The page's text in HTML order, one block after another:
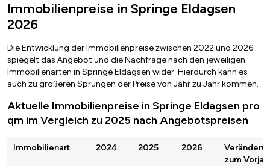
Immobilienpreise in Springe Eldagsen
2026
Die Entwicklung der Immobilienpreise zwischen 2022 und 2026
spiegelt das Angebot und die Nachfrage nach den jeweiligen
Immobilienarten in Springe Eldagsen wider. Hierdurch kann es
auch zu größeren Sprüngen der Preise von Jahr zu Jahr kommen.
Aktuelle Immobilienpreise in Springe Eldagsen pro
qm im Vergleich zu 2025 nach Angebotspreisen
Immobilienart 2024 2025 2026
zum